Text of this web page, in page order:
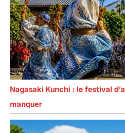
Nagasaki Kunchi : le festival
manquer